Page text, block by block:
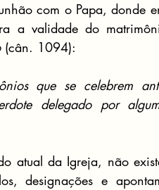
com o Papa, donde
a validade do
(cân. 1094):
que se celebrem
delegado por
atual da Igreja, não
designações e